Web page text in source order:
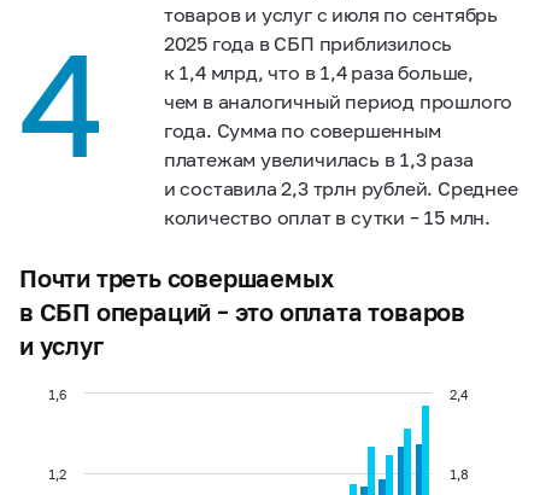
4
товаров и услуг с июля по сентябрь
2025 года в СБП приблизилось
к 1,4 млрд, что в 1,4 раза больше,
чем в аналогичный период прошлого
года. Сумма по совершенным
платежам увеличилась в 1,3 раза
и составила 2,3 трлн рублей. Среднее
количество оплат в сутки – 15 млн.
Почти треть совершаемых
в СБП операций – это оплата товаров
и услуг
1,2
1,6
1,8
2,4